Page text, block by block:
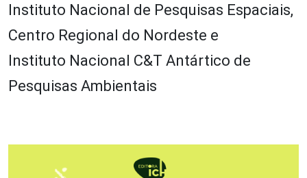
Instituto Nacional de Pesquisas Espaciais,
Centro Regional do Nordeste e
Instituto Nacional C&T Antártico de
Pesquisas Ambientais